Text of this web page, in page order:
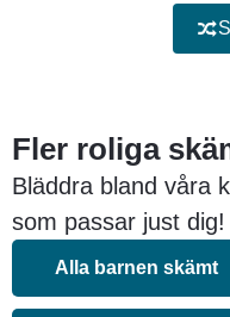
Fler roliga
Bläddra bland våra
som passar just dig!
Alla barnen skämt